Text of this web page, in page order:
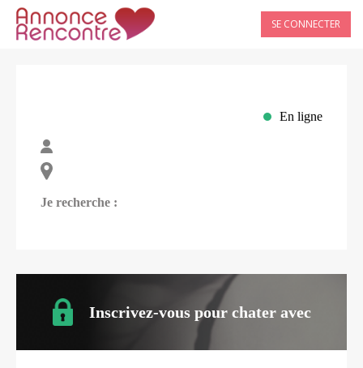
SE CONNECTER
En ligne
Je recherche :
Inscrivez-vous pour chater avec